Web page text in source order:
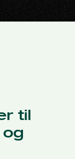
til